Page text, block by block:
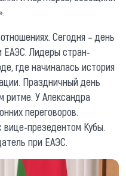
Сегодня – день
ЕАЭС. Лидеры стран-
где начиналась история
Праздничный день
ритме. У Александра
переговоров.
вице-презедентом Кубы.
при ЕАЭС.